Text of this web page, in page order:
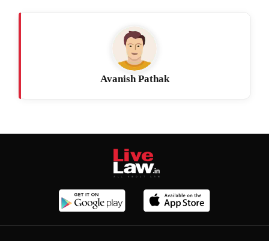
Avanish Pathak